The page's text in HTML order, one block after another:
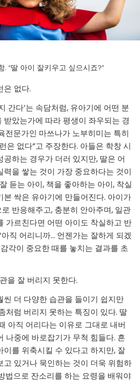
“딸 아이 잘키우고 싶으시죠?”
은 없다.
간다’는 속담처럼, 유아기에 어떤 분
받았는가에 따라 평생이 좌우되는 경
전문가인 마쓰나가 노부히미는 특히
은 없다”고 주장한다. 아들은 학창 시
하는 경우가 더러 있지만, 딸은 어
력을 쌓는 것이 가장 중요하다는 것이
듣는 아이, 책을 좋아하는 아이, 착실
본 싹은 유아기에 만들어진다. 아이가
반응해주고, 충분히 안아주며, 일관
가르친다면 어떤 아이도 착실하고 반
직 어리니까… 언젠가는 잘하게 되겠
각이 중요한 때를 놓치는 결과를 초
을 잘 버리지 못한다.
씬 더 다양한 습관을 들이기 쉽지만
처럼 버리지 못하는 특징이 있다. 딸
아직 어리다는 이유로 그대로 내버
나중에 바로잡기가 무척 힘들다. 흔
를 위축시킬 수 있다고 하지만, 잘
고 있거나 묵인하는 것이 더욱 위험하
법으로 잔소리를 하는 요령을 배워야